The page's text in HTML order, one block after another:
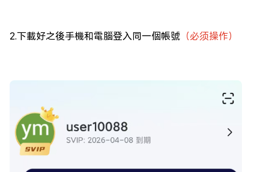
2.下載好之後手機和電腦登入同一個帳號 （必须操作）